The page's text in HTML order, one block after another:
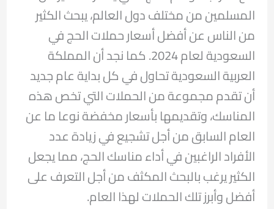
المسلمين من مختلف دول العالم، يبحث الكثير
من الناس عن أفضل أسعار حملات الحج في
السعودية لعام 2024. كما نجد أن المملكة
العربية السعودية تحاول في كل بداية عام جديد
أن تقدم مجموعة من الحملات التي تخص هذه
المناسك، وتقديمها بأسعار مخفضة نوعا ما عن
العام السابق من أجل تشجيع في زيادة عدد
الأفراد الراغبين في أداء مناسك الحج، مما يجعل
الكثير يرغب بالبحث المكثف من أجل التعرف على
أفضل وأبرز تلك الحملات لهذا العام.